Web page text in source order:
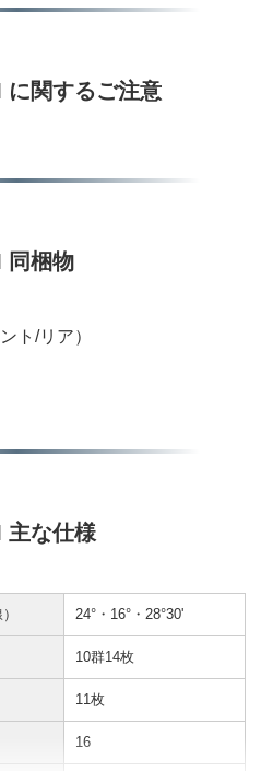
関するご注意
同梱物
ト/リア）
主な仕様
24°・16°・28°30'
10群14枚
11枚
16